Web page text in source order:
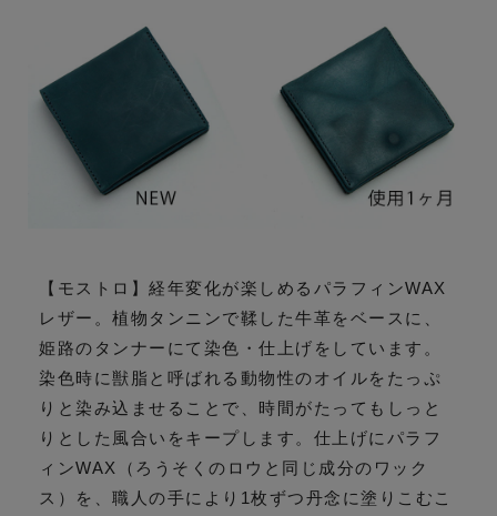
【モストロ】経年変化が楽しめるパラフィンWAX
レザー。植物タンニンで鞣した牛革をベースに、
姫路のタンナーにて染色・仕上げをしています。
染色時に獣脂と呼ばれる動物性のオイルをたっぷ
りと染み込ませることで、時間がたってもしっと
りとした風合いをキープします。仕上げにパラフ
ィンWAX（ろうそくのロウと同じ成分のワック
ス）を、職人の手により1枚ずつ丹念に塗りこむこ